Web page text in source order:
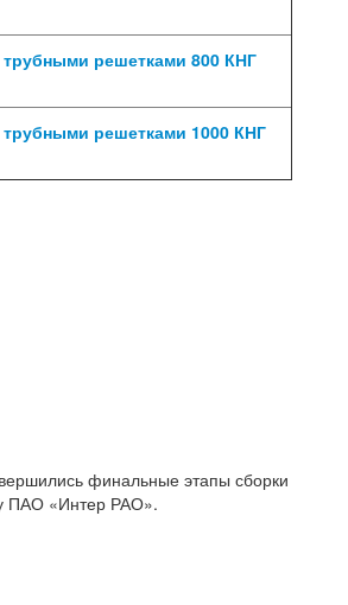
решетками 800 КНГ
решетками 1000 КНГ
финальные этапы сборки
ПАО «Интер РАО».